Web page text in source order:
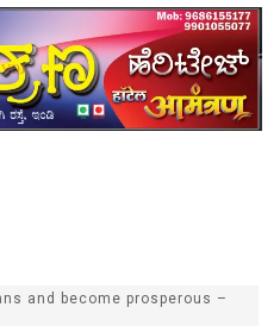
and become prosperous –